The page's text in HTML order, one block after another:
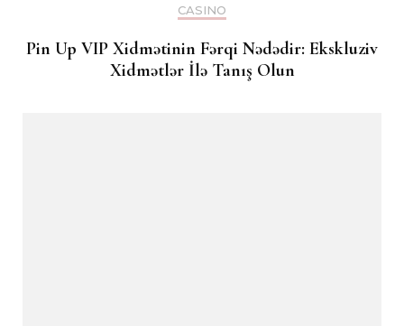
CASINO
Pin Up VIP Xidmətinin Fərqi Nədədir: Ekskluziv
Xidmətlər İlə Tanış Olun